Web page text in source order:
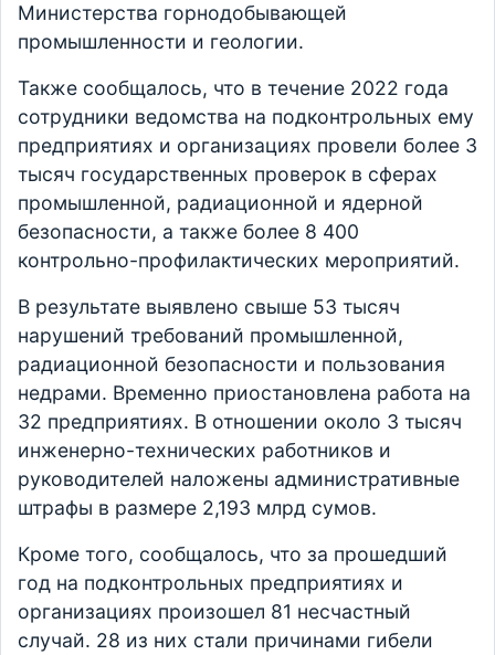
Министерства горнодобывающей
промышленности и геологии.
Также сообщалось, что в течение 2022 года
сотрудники ведомства на подконтрольных ему
предприятиях и организациях провели более 3
тысяч государственных проверок в сферах
промышленной, радиационной и ядерной
безопасности, а также более 8 400
контрольно-профилактических мероприятий.
В результате выявлено свыше 53 тысяч
нарушений требований промышленной,
радиационной безопасности и пользования
недрами. Временно приостановлена работа на
32 предприятиях. В отношении около 3 тысяч
инженерно-технических работников и
руководителей наложены административные
штрафы в размере 2,193 млрд сумов.
Кроме того, сообщалось, что за прошедший
год на подконтрольных предприятиях и
организациях произошел 81 несчастный
случай. 28 из них стали причинами гибели